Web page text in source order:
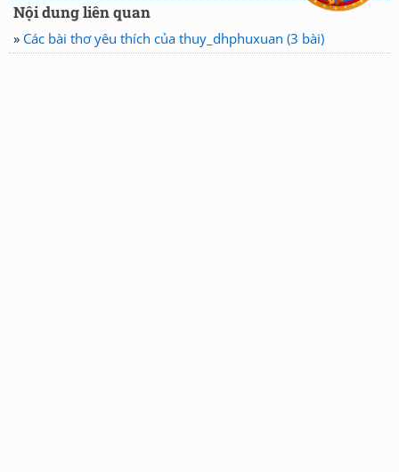
Nội dung liên quan
» Các bài thơ yêu thích của thuy_dhphuxuan (3 bài)